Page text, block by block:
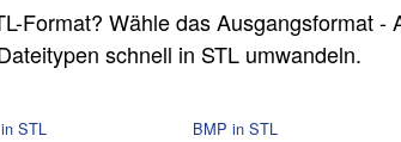
Format? Wähle das Ausgangsformat -
schnell in STL umwandeln.
STL BMP in STL